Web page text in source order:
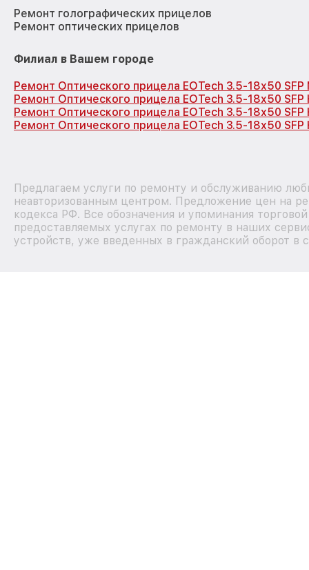
Ремонт голографических прицелов
Ремонт оптических прицелов
Филиал в Вашем городе
Ремонт Оптического прицела EOTech 3.5-18x50 SFP
Ремонт Оптического прицела EOTech 3.5-18x50
Ремонт Оптического прицела EOTech 3.5-18x50
Ремонт Оптического прицела EOTech 3.5-18x50 SFP
Предлагаем услуги по ремонту и обслуживанию
неавторизованным центром. Предложение цен на
кодекса РФ. Все обозначения и упоминания
предоставляемых услугах по ремонту в наших
устройств, уже введенных в гражданский оборот в